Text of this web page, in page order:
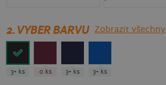
2. VYBER BARVU Zobrazit všechny
3+ ks 0 ks 3+ ks 3+ ks